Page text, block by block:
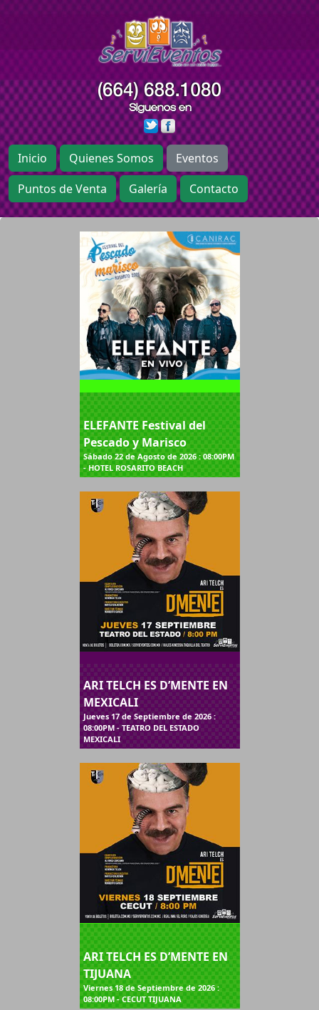
Inicio Quienes Somos
Eventos
Puntos de Venta
Galería Contacto
ELEFANTE Festival del
Pescado y Marisco
Sábado 22 de Agosto de 2026 : 08:00PM
- HOTEL ROSARITO BEACH
ARI TELCH ES D’MENTE EN
MEXICALI
Jueves 17 de Septiembre de 2026 :
08:00PM - TEATRO DEL ESTADO
MEXICALI
ARI TELCH ES D’MENTE EN
TIJUANA
Viernes 18 de Septiembre de 2026 :
08:00PM - CECUT TIJUANA